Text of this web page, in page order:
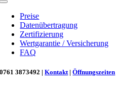
Toggle
Navigation
Preise
Datenübertragung
Zertifizierung
Wertgarantie / Versicherung
FAQ
0761 3873492 |Kontakt |Öffnungszeiten